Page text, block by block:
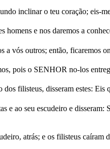
inclinar o teu coração; eis-
homens e nos daremos a
a vós outros; então, ficaremos
pois o SENHOR no-los
filisteus, disseram estes:
e ao seu escudeiro e
atrás; e os filisteus caíram